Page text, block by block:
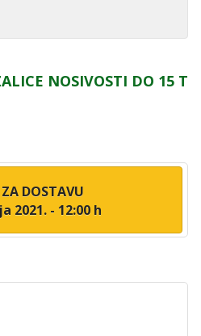
NOSIVOSTI DO 15 T
DOSTAVU
2021. - 12:00 h